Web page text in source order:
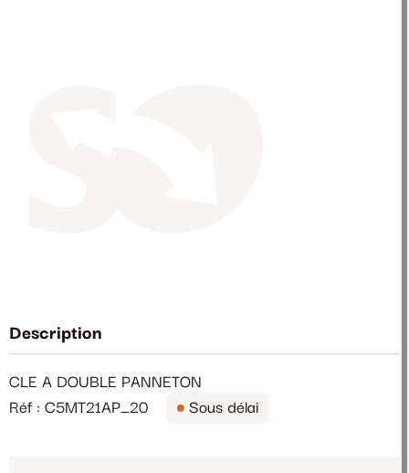
Description
CLE A DOUBLE PANNETON
Réf : C5MT21AP_20
Sous délai